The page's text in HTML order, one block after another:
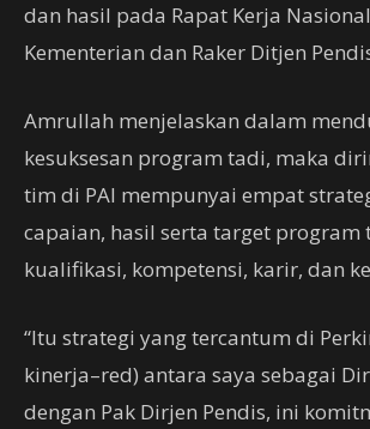
dan hasil pada Rapat Kerja
Kementerian dan Raker Ditjen
Amrullah menjelaskan dalam
kesuksesan program tadi, maka
tim di PAI mempunyai empat
capaian, hasil serta target program
kualifikasi, kompetensi, karir, dan
“Itu strategi yang tercantum di
kinerja–red) antara saya sebagai
dengan Pak Dirjen Pendis, ini